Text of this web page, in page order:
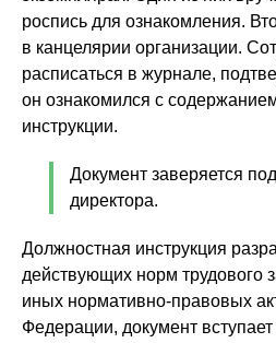
роспись для ознакомления.
в канцелярии организации.
расписаться в журнале,
он ознакомился с
инструкции.
Документ заверяется
директора.
Должностная инструкция
действующих норм трудового
иных нормативно-правовых
Федерации, документ